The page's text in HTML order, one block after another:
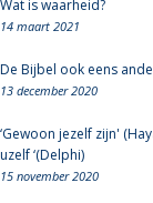
Wat is waarheid?
14 maart 2021
De Bijbel ook eens
13 december 2020
‘Gewoon jezelf zijn'
uzelf ‘(Delphi)
15 november 2020